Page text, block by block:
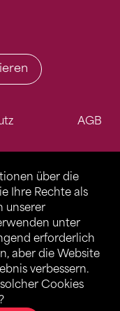
über die
Ihre Rechte als
unserer
unter
erforderlich
aber die Website
verbessern.
Cookies
AGB